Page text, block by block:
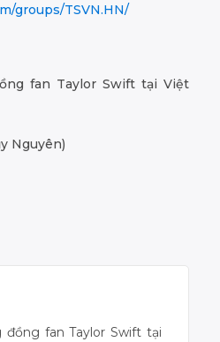
groups/TSVN.HN/
fan Taylor Swift tại Việt
Nguyên)
đồng fan Taylor Swift tại